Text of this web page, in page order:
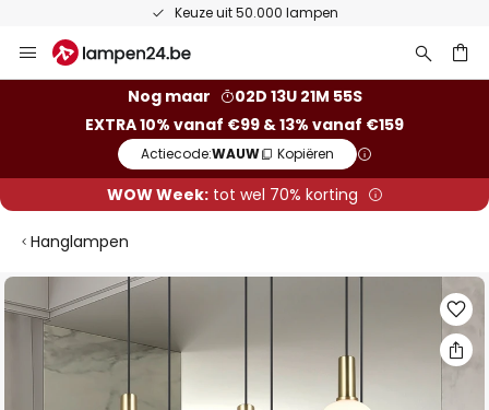
Keuze uit 50.000 lampen
naar
Nog maar
02D 13U 21M 54S
EXTRA 10% vanaf €99 & 13% vanaf €159
Actiecode:WAUW Kopiëren
WOW Week:tot wel 70% korting
Hanglampen
Ga
naar
einde